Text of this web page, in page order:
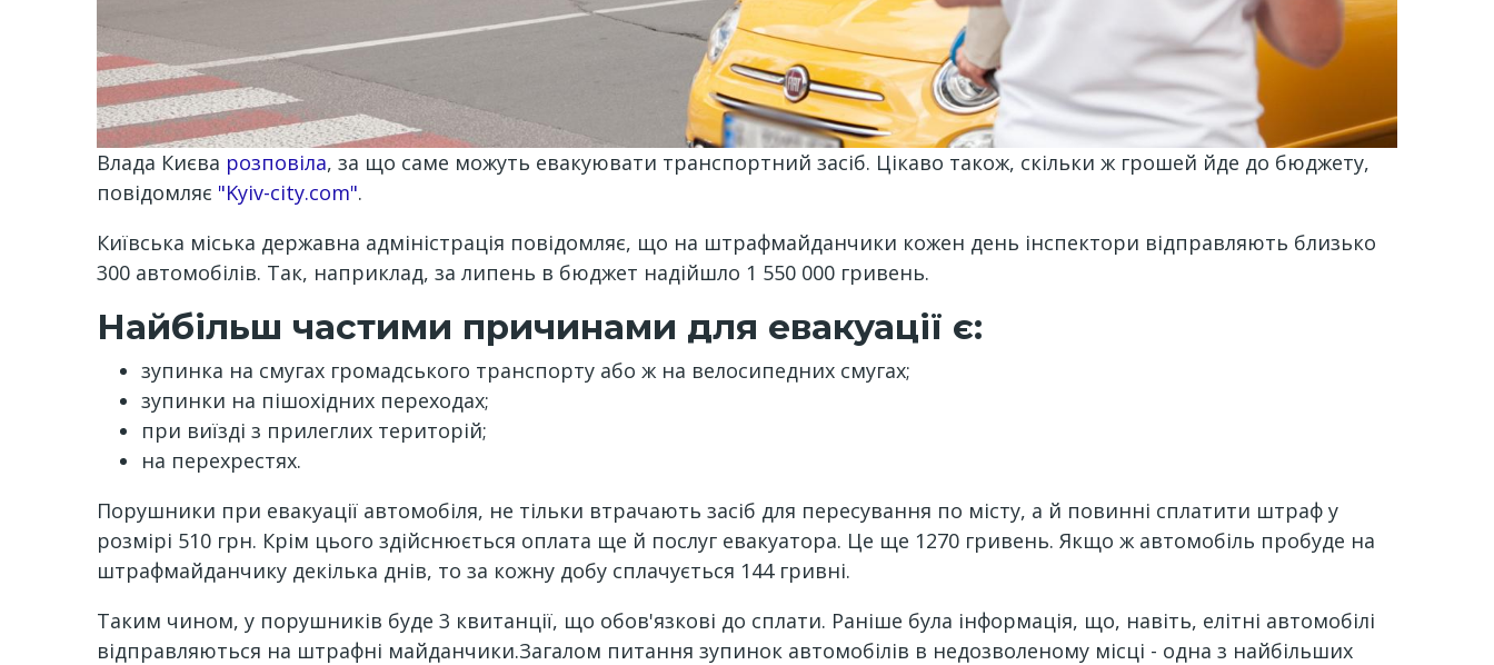
Влада Києва розповіла, за що саме можуть евакуювати транспортний засіб. Цікаво також, скільки ж грошей йде до бюджету,
повідомляє "Kyiv-city.com".
Київська міська державна адміністрація повідомляє, що на штрафмайданчики кожен день інспектори відправляють близько
300 автомобілів. Так, наприклад, за липень в бюджет надійшло 1 550 000 гривень.
Найбільш частими причинами для евакуації є:
зупинка на смугах громадського транспорту або ж на велосипедних смугах;
зупинки на пішохідних переходах;
при виїзді з прилеглих територій;
на перехрестях.
Порушники при евакуації автомобіля, не тільки втрачають засіб для пересування по місту, а й повинні сплатити штраф у
розмірі 510 грн. Крім цього здійснюється оплата ще й послуг евакуатора. Це ще 1270 гривень. Якщо ж автомобіль пробуде на
штрафмайданчику декілька днів, то за кожну добу сплачується 144 гривні.
Таким чином, у порушників буде 3 квитанції, що обов'язкові до сплати. Раніше була інформація, що, навіть, елітні автомобілі
відправляються на штрафні майданчики.Загалом питання зупинок автомобілів в недозволеному місці - одна з найбільших